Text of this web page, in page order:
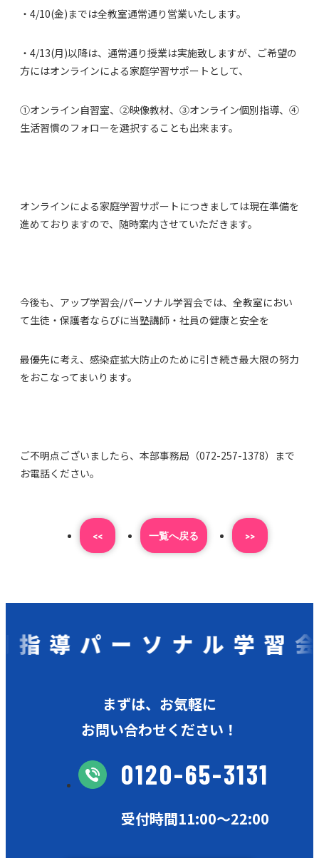
・4/10(金)までは全教室通常通り営業いたします。
・4/13(月)以降は、通常通り授業は実施致しますが、ご希望の
方にはオンラインによる家庭学習サポートとして、
①オンライン自習室、②映像教材、③オンライン個別指導、④
生活習慣のフォローを選択することも出来ます。
オンラインによる家庭学習サポートにつきましては現在準備を
進めておりますので、随時案内させていただきます。
今後も、アップ学習会/パーソナル学習会では、全教室におい
て生徒・保護者ならびに当塾講師・社員の健康と安全を
最優先に考え、感染症拡大防止のために引き続き最大限の努力
をおこなってまいります。
ご不明点ございましたら、本部事務局（072-257-1378）まで
お電話ください。
<< ⼀覧へ戻る >>
パーソナル学習会
まずは、お気軽に
お問い合わせください！
0120-65-3131
受付時間11:00〜22:00